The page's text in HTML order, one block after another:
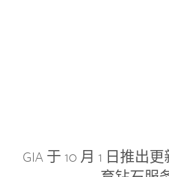
GIA 于 10 月 1 日推出